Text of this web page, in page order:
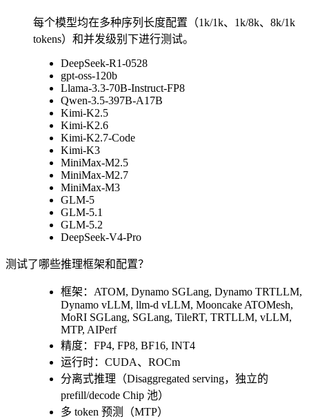
每个模型均在多种序列长度配置（1k/1k、1k/8k、8k/1k
tokens）和并发级别下进行测试。
DeepSeek-R1-0528
gpt-oss-120b
Llama-3.3-70B-Instruct-FP8
Qwen-3.5-397B-A17B
Kimi-K2.5
Kimi-K2.6
Kimi-K2.7-Code
Kimi-K3
MiniMax-M2.5
MiniMax-M2.7
MiniMax-M3
GLM-5
GLM-5.1
GLM-5.2
DeepSeek-V4-Pro
测试了哪些推理框架和配置？
框架：ATOM, Dynamo SGLang, Dynamo TRTLLM,
Dynamo vLLM, llm-d vLLM, Mooncake ATOMesh,
MoRI SGLang, SGLang, TileRT, TRTLLM, vLLM,
MTP, AIPerf
精度：FP4, FP8, BF16, INT4
运行时：CUDA、ROCm
分离式推理（Disaggregated serving，独立的
prefill/decode Chip 池）
多 token 预测（MTP）